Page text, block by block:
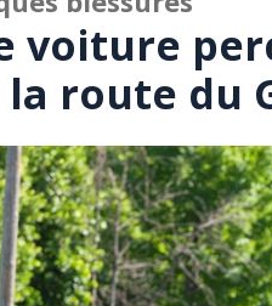
voiture
la route du